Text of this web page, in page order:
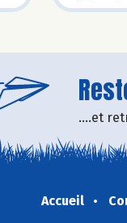
....et
Accueil